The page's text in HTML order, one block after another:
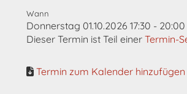
Wann
Donnerstag 01.10.2026 17:30 - 20:00
Dieser Termin ist Teil einer Termin-
Termin zum Kalender hinzufügen